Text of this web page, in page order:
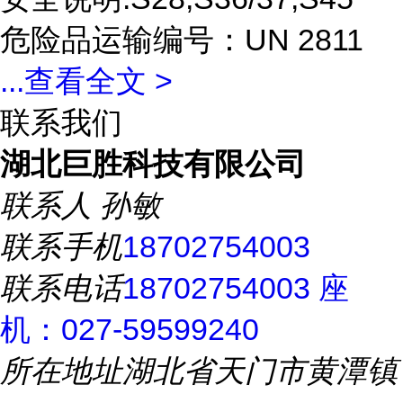
危险品运输编号：UN 2811
...查看全文 >
联系我们
湖北巨胜科技有限公司
联系人 孙敏
联系手机18702754003
联系电话18702754003 座
机：027-59599240
所在地址湖北省天门市黄潭镇